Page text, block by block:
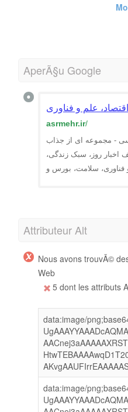
AperÃ§u Google
علم و فناوری
asrmehr.ir/
- مجموعه ای از جذاب
اخبار روز، سبک زندگی،
Attributeur Alt
Nous avons trouvÃ©
Web
5 dont les attributs
data:image/
data:image/